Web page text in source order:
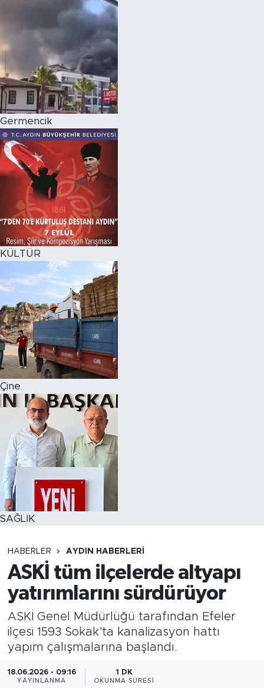
Germencik
KÜLTÜR
Çine
SAĞLIK
HABERLER AYDIN HABERLERI
ASKİ tüm ilçelerde altyapı
yatırımlarını sürdürüyor
ASKİ Genel Müdürlüğü tarafından Efeler
ilçesi 1593 Sokak’ta kanalizasyon hattı
yapım çalışmalarına başlandı.
18.06.2026 - 09:16
YAYINLANMA
1 DK
OKUNMA SÜRESI